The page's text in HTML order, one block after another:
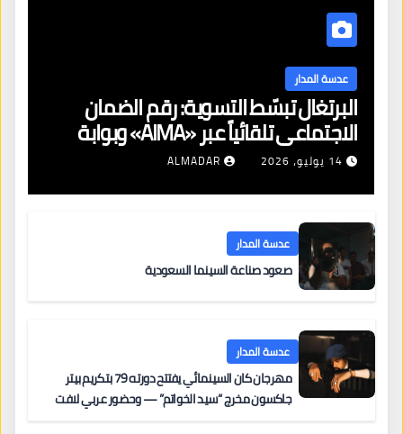
عدسة المدار
البرتغال تبسّط التسوية: رقم الضمان
الاجتماعي تلقائياً عبر «AIMA» وبوابة
جديدة لتجديد الإقامات
14 يوليو، 2026 ALMADAR
عدسة المدار
صعود صناعة السينما السعودية
عدسة المدار
مهرجان كان السينمائي يفتتح دورته 79 بتكريم بيتر
جاكسون مخرج “سيد الخواتم” — وحضور عربي لافت